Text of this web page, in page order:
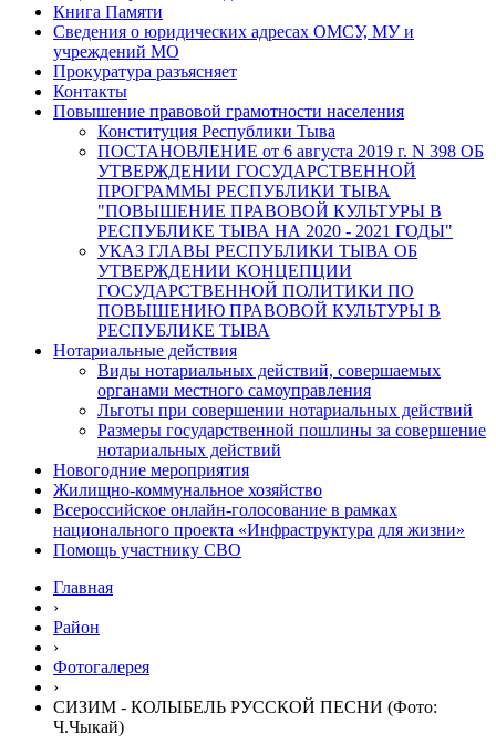
Книга Памяти
Сведения о юридических адресах ОМСУ, МУ и
учреждений МО
Прокуратура разъясняет
Контакты
Повышение правовой грамотности населения
Конституция Республики Тыва
ПОСТАНОВЛЕНИЕ от 6 августа 2019 г. N 398 ОБ
УТВЕРЖДЕНИИ ГОСУДАРСТВЕННОЙ
ПРОГРАММЫ РЕСПУБЛИКИ ТЫВА
"ПОВЫШЕНИЕ ПРАВОВОЙ КУЛЬТУРЫ В
РЕСПУБЛИКЕ ТЫВА НА 2020 - 2021 ГОДЫ"
УКАЗ ГЛАВЫ РЕСПУБЛИКИ ТЫВА ОБ
УТВЕРЖДЕНИИ КОНЦЕПЦИИ
ГОСУДАРСТВЕННОЙ ПОЛИТИКИ ПО
ПОВЫШЕНИЮ ПРАВОВОЙ КУЛЬТУРЫ В
РЕСПУБЛИКЕ ТЫВА
Нотариальные действия
Виды нотариальных действий, совершаемых
органами местного самоуправления
Льготы при совершении нотариальных действий
Размеры государственной пошлины за совершение
нотариальных действий
Новогодние мероприятия
Жилищно-коммунальное хозяйство
Всероссийское онлайн-голосование в рамках
национального проекта «Инфраструктура для жизни»
Помощь участнику СВО
Главная
›
Район
›
Фотогалерея
›
СИЗИМ - КОЛЫБЕЛЬ РУССКОЙ ПЕСНИ (Фото:
Ч.Чыкай)